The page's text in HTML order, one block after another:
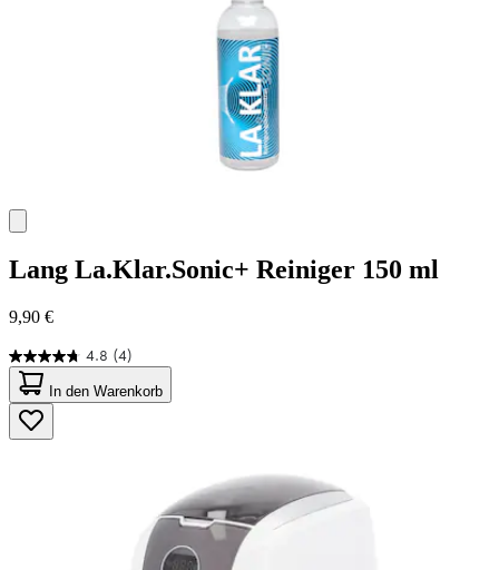
Lang La.Klar.Sonic+ Reiniger 150 ml
9,90 €
4.8 (4)
4.8
von
5
Sternen.
4
In den Warenkorb